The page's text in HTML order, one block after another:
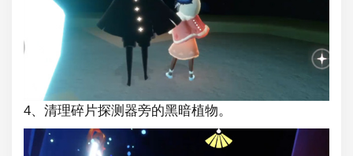
4、清理碎片探测器旁的黑暗植物。